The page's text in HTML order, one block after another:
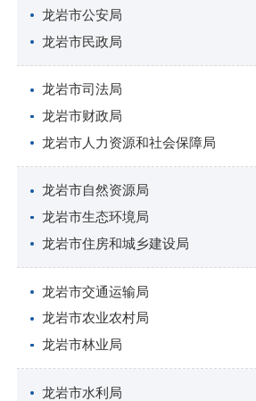
龙岩市公安局
龙岩市民政局
龙岩市司法局
龙岩市财政局
龙岩市人力资源和社会保障局
龙岩市自然资源局
龙岩市生态环境局
龙岩市住房和城乡建设局
龙岩市交通运输局
龙岩市农业农村局
龙岩市林业局
龙岩市水利局